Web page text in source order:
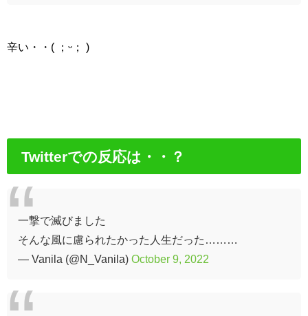
辛い・・( ；ᵕ； )
Twitterでの反応は・・？
一撃で滅びました
そんな風に慮られたかった人生だった………
— Vanila (@N_Vanila) October 9, 2022